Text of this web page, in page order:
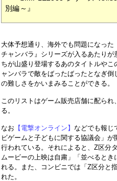
別編～』
大体予想通り、海外でも問題になっ
チャンバラ』シリーズが入るあたり
ちが山盛り登場するあのタイトルや
ャンバラで敵をばったばったとなぎ
の難しさをかいまみることができる。
このリストはゲーム販売店舗に配ら
る。
なお 【電撃オンライン】 などでも報じ
ビゲームと子どもに関する協議会」
行われている。それによると、Z区分
ムービーの上映は自粛」「並べると
れる。また、コンビニでは「Z区分と
れた。